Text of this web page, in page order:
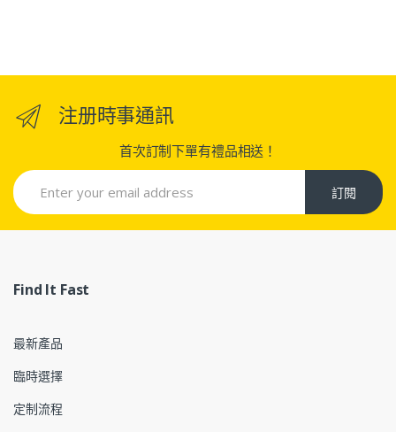
注册時事通訊
首次訂制下單有禮品相送！
訂閱
Find It Fast
最新產品
臨時選擇
定制流程